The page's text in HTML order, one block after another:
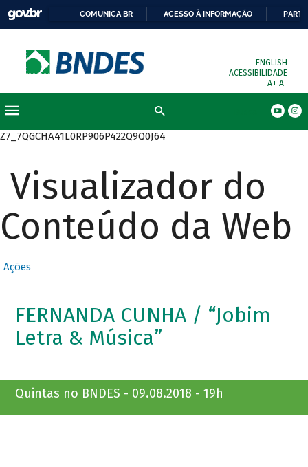
COMUNICA BR ACESSO À INFORMAÇÃO
ENGLISH
ACESSIBILIDADE
A+ A-
Z7_7QGCHA41L0RP906P422Q9Q0J64
Visualizador do
Conteúdo da Web
Ações
FERNANDA CUNHA / “Jobim
Letra & Música”
Quintas no BNDES - 09.08.2018 - 19h